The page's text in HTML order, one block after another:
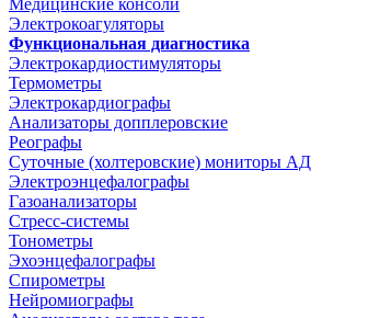
Медицинские консоли
Электрокоагуляторы
Функциональная диагностика
Электрокардиостимуляторы
Термометры
Электрокардиографы
Анализаторы допплеровские
Реографы
Суточные (холтеровские) мониторы АД
Электроэнцефалографы
Газоанализаторы
Стресс-системы
Тонометры
Эхоэнцефалографы
Спирометры
Нейромиографы